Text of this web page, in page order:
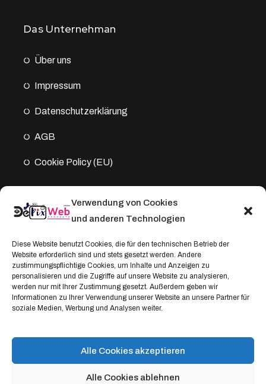
Verwendung von Cookies
und anderen Technologien
Diese Website benutzt Cookies, die für den technischen Betrieb der
Website erforderlich sind und stets gesetzt werden. Andere
zustimmungspflichtige Cookies, um Inhalte und Anzeigen zu
personalisieren und die Zugriffe auf unsere Website zu analysieren,
werden nur mit Ihrer Zustimmung gesetzt. Außerdem geben wir
Informationen zu Ihrer Verwendung unserer Website an unsere Partner für
soziale Medien, Werbung und Analysen weiter.
Alle Cookies akzeptieren
Alle Cookies ablehnen
Das Unternehman
Über uns
Impressum
Datenschutz­erklärung
AGB
Cookie Policy (EU)
Kontakt
Address:
Windthorststraße 20
48153 Münster, Deutschland
WhatsApp:
+4917664335685
Email
service@depixweb.de